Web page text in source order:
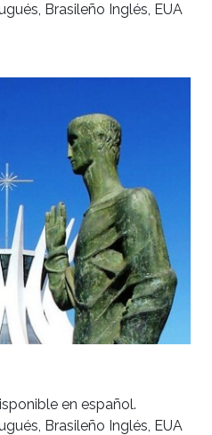
Brasileño Inglés, EUA
en español.
Brasileño Inglés, EUA